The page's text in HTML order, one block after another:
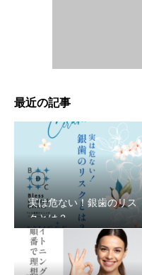
最近の記事
実は危ない！銀歯のリス
クとは？